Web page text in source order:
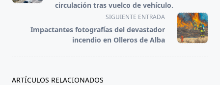
screen-
text">Página</span>
circulación tras vuelco de vehículo.
SIGUIENTE ENTRADA
Impactantes fotografías del devastador
incendio en Olleros de Alba
ARTÍCULOS RELACIONADOS